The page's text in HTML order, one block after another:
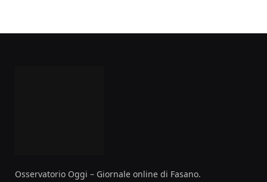
Osservatorio Oggi – Giornale online di Fasano.